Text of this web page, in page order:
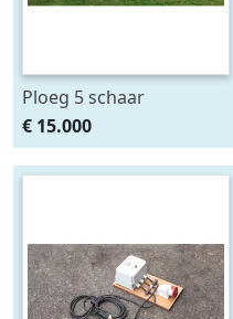
Ploeg 5 schaar
RUMPTSTAD RPV 140 -
480V4 + 1
€ 15.000